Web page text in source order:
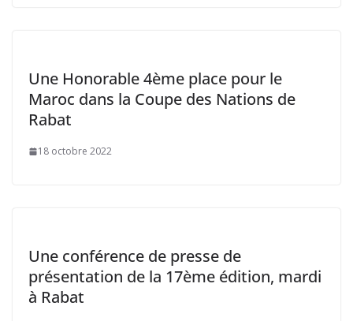
Une Honorable 4ème place pour le
Maroc dans la Coupe des Nations de
Rabat
18 octobre 2022
Une conférence de presse de
présentation de la 17ème édition, mardi
à Rabat